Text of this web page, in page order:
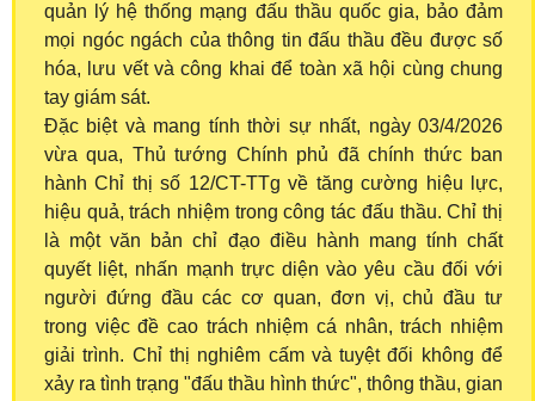
quản lý hệ thống mạng đấu thầu quốc gia, bảo đảm
mọi ngóc ngách của thông tin đấu thầu đều được số
hóa, lưu vết và công khai để toàn xã hội cùng chung
tay giám sát.
Đặc biệt và mang tính thời sự nhất, ngày 03/4/2026
vừa qua, Thủ tướng Chính phủ đã chính thức ban
hành Chỉ thị số 12/CT-TTg về tăng cường hiệu lực,
hiệu quả, trách nhiệm trong công tác đấu thầu. Chỉ thị
là một văn bản chỉ đạo điều hành mang tính chất
quyết liệt, nhấn mạnh trực diện vào yêu cầu đối với
người đứng đầu các cơ quan, đơn vị, chủ đầu tư
trong việc đề cao trách nhiệm cá nhân, trách nhiệm
giải trình. Chỉ thị nghiêm cấm và tuyệt đối không để
xảy ra tình trạng "đấu thầu hình thức", thông thầu, gian